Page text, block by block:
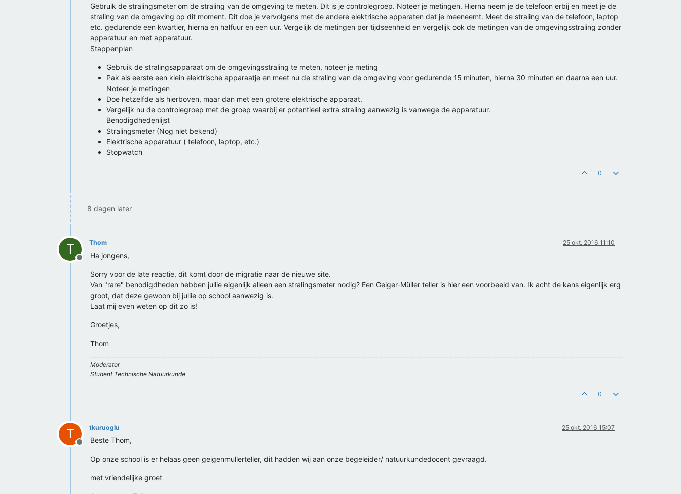
Gebruik de stralingsmeter om de straling van de omgeving te meten. Dit is je controlegroep. Noteer je metingen. Hierna neem je de telefoon erbij en meet je de
straling van de omgeving op dit moment. Dit doe je vervolgens met de andere elektrische apparaten dat je meeneemt. Meet de straling van de telefoon, laptop
etc. gedurende een kwartier, hierna en halfuur en een uur. Vergelijk de metingen per tijdseenheid en vergelijk ook de metingen van de omgevingsstraling zonder
apparatuur en met apparatuur.
Stappenplan
Gebruik de stralingsapparaat om de omgevingsstraling te meten, noteer je meting
Pak als eerste een klein elektrische apparaatje en meet nu de straling van de omgeving voor gedurende 15 minuten, hierna 30 minuten en daarna een uur.
Noteer je metingen
Doe hetzelfde als hierboven, maar dan met een grotere elektrische apparaat.
Vergelijk nu de controlegroep met de groep waarbij er potentieel extra straling aanwezig is vanwege de apparatuur.
Benodigdhedenlijst
Stralingsmeter (Nog niet bekend)
Elektrische apparatuur ( telefoon, laptop, etc.)
Stopwatch
0
8 dagen later
T
Offline
Thom 25 okt. 2016 11:10
Ha jongens,
Sorry voor de late reactie, dit komt door de migratie naar de nieuwe site.
Van "rare" benodigdheden hebben jullie eigenlijk alleen een stralingsmeter nodig? Een Geiger-Müller teller is hier een voorbeeld van. Ik acht de kans eigenlijk erg
groot, dat deze gewoon bij jullie op school aanwezig is.
Laat mij even weten op dit zo is!
Groetjes,
Thom
Moderator
Student Technische Natuurkunde
0
T
Offline
tkuruoglu 25 okt. 2016 15:07
Beste Thom,
Op onze school is er helaas geen geigenmullerteller, dit hadden wij aan onze begeleider/ natuurkundedocent gevraagd.
met vriendelijke groet